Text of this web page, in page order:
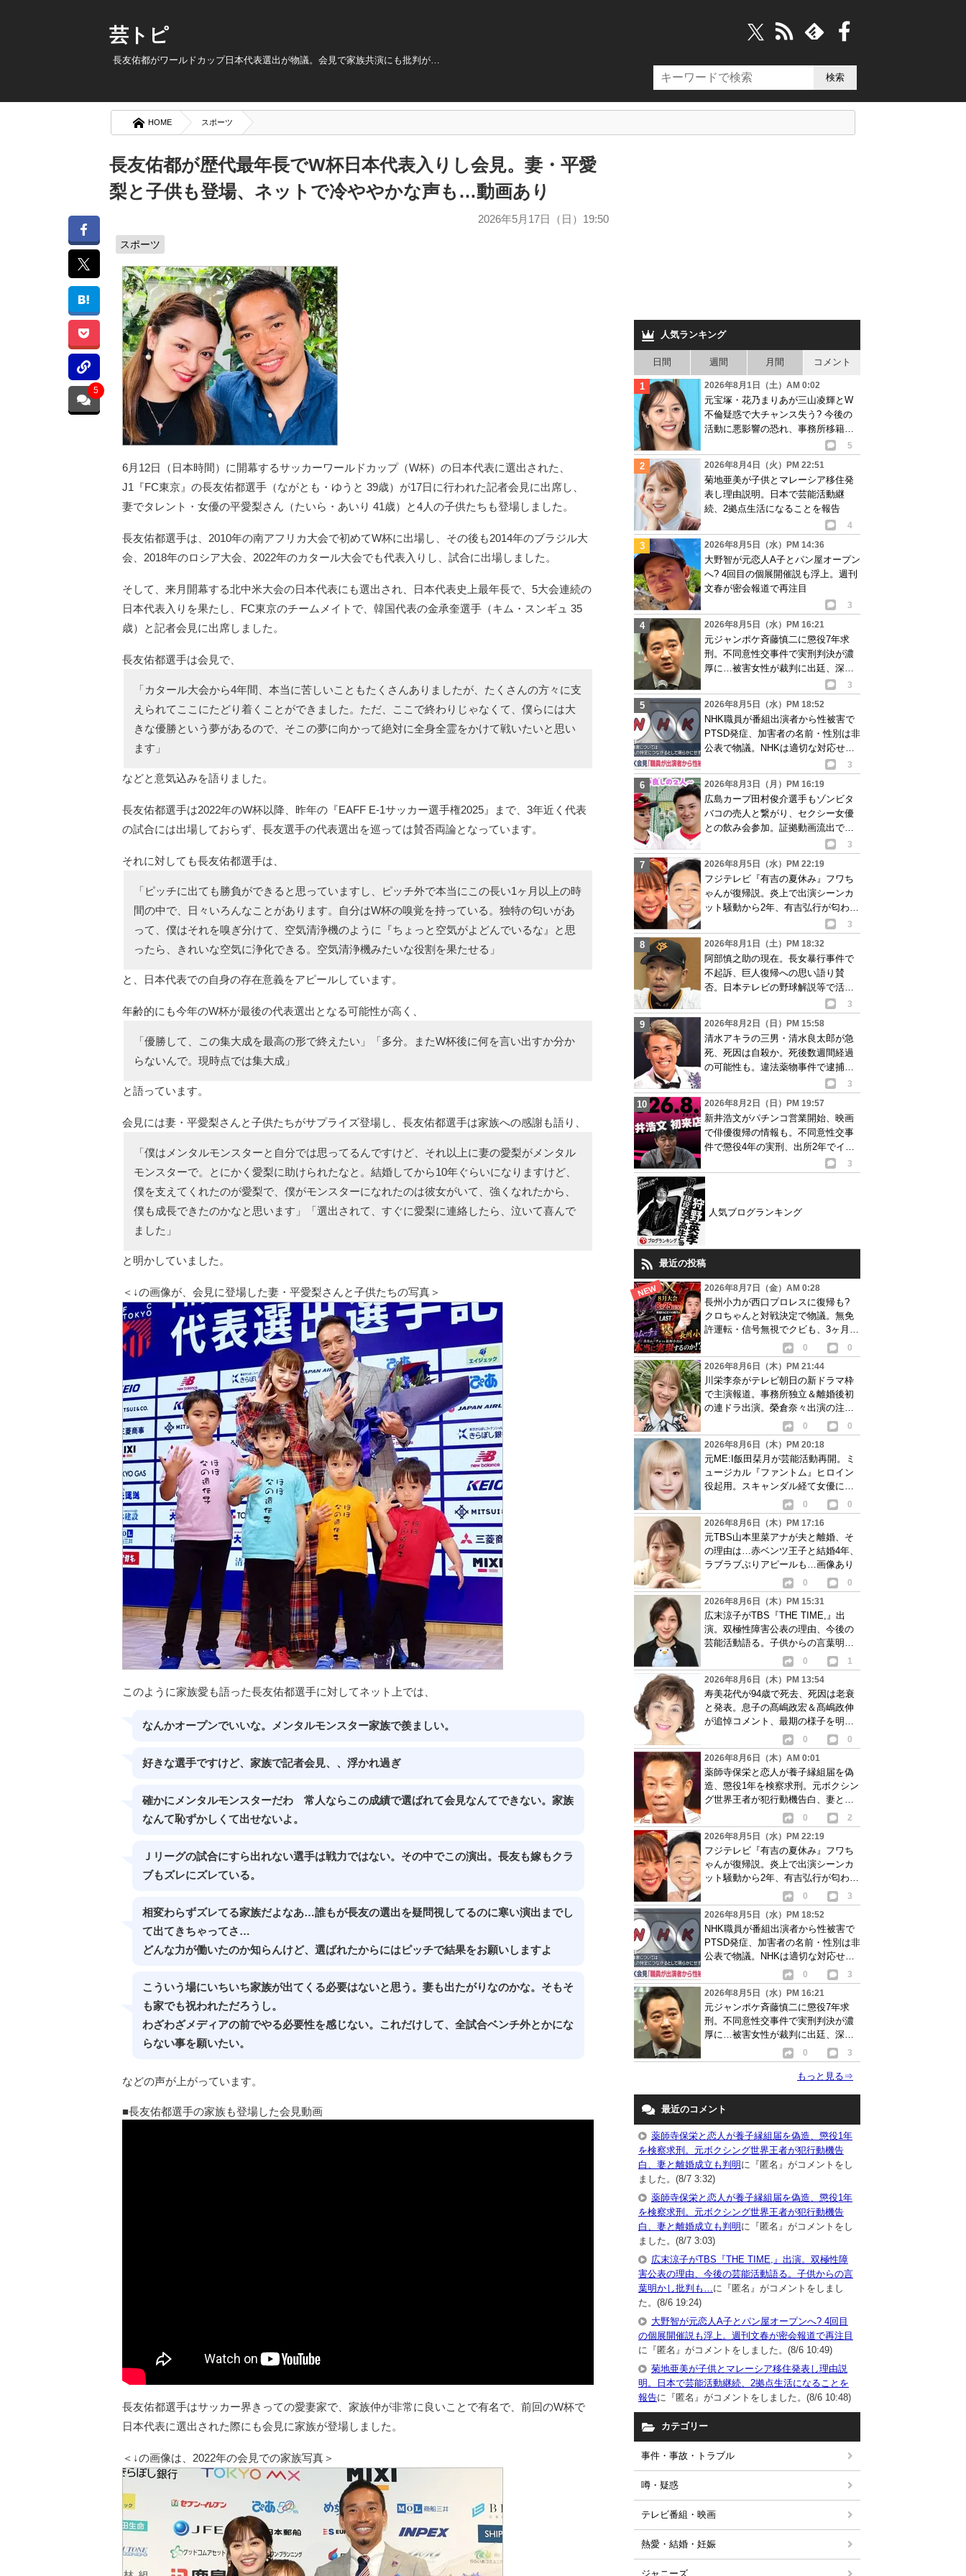
芸トピ
長友佑都がワールドカップ日本代表選出が物議。会見で家族共演にも批判が…
HOME スポーツ
長友佑都が歴代最年長でW杯日本代表入りし会見。妻・平愛
梨と子供も登場、ネットで冷ややかな声も…動画あり
2026年5月17日（日）19:50
スポーツ
5
6月12日（日本時間）に開幕するサッカーワールドカップ（W杯）の日本代表に選出された、
J1『FC東京』の長友佑都選手（ながとも・ゆうと 39歳）が17日に行われた記者会見に出席し、
妻でタレント・女優の平愛梨さん（たいら・あいり 41歳）と4人の子供たちも登場しました。
長友佑都選手は、2010年の南アフリカ大会で初めてW杯に出場し、その後も2014年のブラジル大
会、2018年のロシア大会、2022年のカタール大会でも代表入りし、試合に出場しました。
そして、来月開幕する北中米大会の日本代表にも選出され、日本代表史上最年長で、5大会連続の
日本代表入りを果たし、FC東京のチームメイトで、韓国代表の金承奎選手（キム・スンギュ 35
歳）と記者会見に出席しました。
長友佑都選手は会見で、
「カタール大会から4年間、本当に苦しいこともたくさんありましたが、たくさんの方々に支
えられてここにたどり着くことができました。ただ、ここで終わりじゃなくて、僕らには大
きな優勝という夢があるので、そこの夢に向かって絶対に全身全霊をかけて戦いたいと思い
ます」
などと意気込みを語りました。
長友佑都選手は2022年のW杯以降、昨年の『EAFF E-1サッカー選手権2025』まで、3年近く代表
の試合には出場しておらず、長友選手の代表選出を巡っては賛否両論となっています。
それに対しても長友佑都選手は、
「ピッチに出ても勝負ができると思っていますし、ピッチ外で本当にこの長い1ヶ月以上の時
間の中で、日々いろんなことがあります。自分はW杯の嗅覚を持っている。独特の匂いがあ
って、僕はそれを嗅ぎ分けて、空気清浄機のように『ちょっと空気がよどんでいるな』と思
ったら、きれいな空気に浄化できる。空気清浄機みたいな役割を果たせる」
と、日本代表での自身の存在意義をアピールしています。
年齢的にも今年のW杯が最後の代表選出となる可能性が高く、
「優勝して、この集大成を最高の形で終えたい」「多分。またW杯後に何を言い出すか分か
らないんで。現時点では集大成」
と語っています。
会見には妻・平愛梨さんと子供たちがサプライズ登場し、長友佑都選手は家族への感謝も語り、
「僕はメンタルモンスターと自分では思ってるんですけど、それ以上に妻の愛梨がメンタル
モンスターで。とにかく愛梨に助けられたなと。結婚してから10年ぐらいになりますけど、
僕を支えてくれたのが愛梨で、僕がモンスターになれたのは彼女がいて、強くなれたから、
僕も成長できたのかなと思います」「選出されて、すぐに愛梨に連絡したら、泣いて喜んで
ました」
と明かしていました。
＜↓の画像が、会見に登場した妻・平愛梨さんと子供たちの写真＞
このように家族愛も語った長友佑都選手に対してネット上では、
なんかオープンでいいな。メンタルモンスター家族で羨ましい。
好きな選手ですけど、家族で記者会見、、浮かれ過ぎ
確かにメンタルモンスターだわ 常人ならこの成績で選ばれて会見なんてできない。家族
なんて恥ずかしくて出せないよ。
Ｊリーグの試合にすら出れない選手は戦力ではない。その中でこの演出。長友も嫁もクラ
ブもズレにズレている。
相変わらずズレてる家族だよなあ…誰もが長友の選出を疑問視してるのに寒い演出までし
て出てきちゃってさ…
どんな力が働いたのか知らんけど、選ばれたからにはピッチで結果をお願いしますよ
こういう場にいちいち家族が出てくる必要はないと思う。妻も出たがりなのかな。そもそ
も家でも祝われただろうし。
わざわざメディアの前でやる必要性を感じない。これだけして、全試合ベンチ外とかにな
らない事を願いたい。
などの声が上がっています。
長友佑都選手の家族も登場した会見動画
長友佑都選手はサッカー界きっての愛妻家で、家族仲が非常に良いことで有名で、前回のW杯で
日本代表に選出された際にも会見に家族が登場しました。
＜↓の画像は、2022年の会見での家族写真＞
人気ランキング
日間 週間 月間 コメント
2026年8月1日（土）AM 0:02
元宝塚・花乃まりあが三山凌輝とW
不倫疑惑で大チャンス失う? 今後の
活動に悪影響の恐れ、事務所移籍が
5
2026年8月4日（火）PM 22:51
菊地亜美が子供とマレーシア移住発
表し理由説明。日本で芸能活動継
続、2拠点生活になることを報告
4
2026年8月5日（水）PM 14:36
大野智が元恋人A子とパン屋オープン
へ? 4回目の個展開催説も浮上。週刊
文春が密会報道で再注目
3
2026年8月5日（水）PM 16:21
元ジャンポケ斉藤慎二に懲役7年求
刑。不同意性交事件で実刑判決が濃
厚に…被害女性が裁判に出廷、深刻
3
2026年8月5日（水）PM 18:52
NHK職員が番組出演者から性被害で
PTSD発症、加害者の名前・性別は非
公表で物議。NHKは適切な対応せず
3
2026年8月3日（月）PM 16:19
広島カープ田村俊介選手もゾンビタ
バコの売人と繋がり、セクシー女優
との飲み会参加。証拠動画流出で波
3
2026年8月5日（水）PM 22:19
フジテレビ『有吉の夏休み』フワち
ゃんが復帰説。炎上で出演シーンカ
ット騒動から2年、有吉弘行が匂わせ
3
2026年8月1日（土）PM 18:32
阿部慎之助の現在。長女暴行事件で
不起訴、巨人復帰への思い語り賛
否。日本テレビの野球解説等で活動
3
2026年8月2日（日）PM 15:58
清水アキラの三男・清水良太郎が急
死、死因は自殺か。死後数週間経過
の可能性も。違法薬物事件で逮捕、
3
2026年8月2日（日）PM 19:57
新井浩文がパチンコ営業開始、映画
で俳優復帰の情報も。不同意性交事
件で懲役4年の実刑、出所2年でイベ
3
人気ブログランキング
最近の投稿
2026年8月7日（金）AM 0:28
長州小力が西口プロレスに復帰も?
クロちゃんと対戦決定で物議。無免
許運転・信号無視でクビも、3ヶ月で
0
0
2026年8月6日（木）PM 21:44
川栄李奈がテレビ朝日の新ドラマ枠
で主演報道。事務所独立＆離婚後初
の連ドラ出演。榮倉奈々出演の注目
0
0
2026年8月6日（木）PM 20:18
元ME:I飯田栞月が芸能活動再開。ミ
ュージカル『ファントム』ヒロイン
役起用。スキャンダル経て女優に転
0
0
2026年8月6日（木）PM 17:16
元TBS山本里菜アナが夫と離婚、そ
の理由は…赤ベンツ王子と結婚4年、
ラブラブぶりアピールも…画像あり
0
0
2026年8月6日（木）PM 15:31
広末涼子がTBS『THE TIME,』出
演。双極性障害公表の理由、今後の
芸能活動語る。子供からの言葉明か
0
1
2026年8月6日（木）PM 13:54
寿美花代が94歳で死去、死因は老衰
と発表。息子の髙嶋政宏＆髙嶋政伸
が追悼コメント、最期の様子を明か
0
0
2026年8月6日（木）AM 0:01
薬師寺保栄と恋人が養子縁組届を偽
造、懲役1年を検察求刑。元ボクシン
グ世界王者が犯行動機告白、妻と離
0
2
2026年8月5日（水）PM 22:19
フジテレビ『有吉の夏休み』フワち
ゃんが復帰説。炎上で出演シーンカ
ット騒動から2年、有吉弘行が匂わせ
0
3
2026年8月5日（水）PM 18:52
NHK職員が番組出演者から性被害で
PTSD発症、加害者の名前・性別は非
公表で物議。NHKは適切な対応せず
0
3
2026年8月5日（水）PM 16:21
元ジャンポケ斉藤慎二に懲役7年求
刑。不同意性交事件で実刑判決が濃
厚に…被害女性が裁判に出廷、深刻
0 3
もっと見る⇒
最近のコメント
薬師寺保栄と恋人が養子縁組届を偽造、懲役1年
を検察求刑。元ボクシング世界王者が犯行動機告
白、妻と離婚成立も判明に『匿名』がコメントをし
ました。(8/7 3:32)
薬師寺保栄と恋人が養子縁組届を偽造、懲役1年
を検察求刑。元ボクシング世界王者が犯行動機告
白、妻と離婚成立も判明に『匿名』がコメントをし
ました。(8/7 3:03)
広末涼子がTBS『THE TIME,』出演。双極性障
害公表の理由、今後の芸能活動語る。子供からの言
葉明かし批判も… に『匿名』がコメントをしまし
た。(8/6 19:24)
大野智が元恋人A子とパン屋オープンへ? 4回目
の個展開催説も浮上。週刊文春が密会報道で再注目
に『匿名』がコメントをしました。(8/6 10:49)
菊地亜美が子供とマレーシア移住発表し理由説
明。日本で芸能活動継続、2拠点生活になることを
報告に『匿名』がコメントをしました。(8/6 10:48)
カテゴリー
事件・事故・トラブル
噂・疑惑
テレビ番組・映画
熱愛・結婚・妊娠
ジャニーズ